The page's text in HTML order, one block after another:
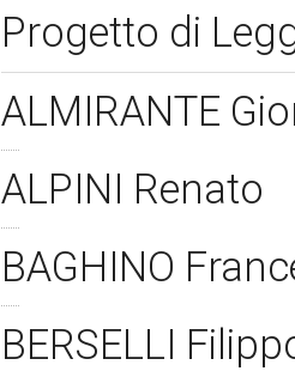
Progetto di
ALMIRANTE
ALPINI Renato
BAGHINO
BERSELLI